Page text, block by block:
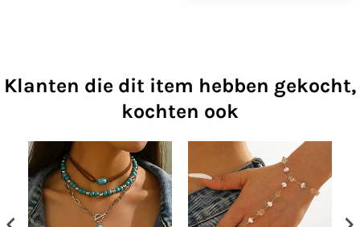
Klanten die dit item hebben gekocht,
kochten ook